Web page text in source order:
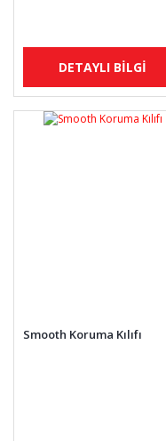
DETAYLI BİLGİ
Smooth Koruma Kılıfı